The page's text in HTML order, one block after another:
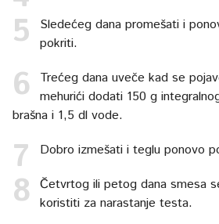
Sledećeg dana promešati i
pokriti.
Trećeg dana uveče kad se
mehurići dodati 150 g
brašna i 1,5 dl vode.
Dobro izmešati i teglu ponovo
Četvrtog ili petog dana smesa
koristiti za narastanje testa.